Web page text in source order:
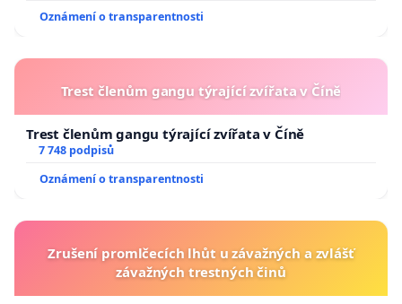
ohrožených druhů. Kromě soustavného uklízení odpadků po
zdravotník, který kromě odřených kolen a zlomenin bruslařů a cyklistů
zachránil také dva lidské životy. Petiční výbor považuje nabídku
protože je to z minimálně z psychologického a zdravotního hlediska
nepřijatelné.
***
Veškeré Vaše dotazy Vám také rádi zodpovíme na níže uvedených
Oznámení o transparentnosti
Trest členům gangu týrající zvířata v Číně
Trest členům gangu týrající zvířata v Číně
7 748 podpisů
Oznámení o transparentnosti
Zrušení promlčecích lhůt u závažných a zvlášť
závažných trestných činů